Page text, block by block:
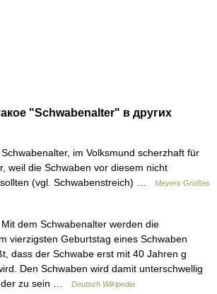
"Schwabenalter" в других
im Volksmund scherzhaft für
weil die Schwaben vor diesem nicht
(vgl. Schwabenstreich) …
Meyers Großes
dem Schwabenalter werden die
vierzigsten Geburtstag eines Schwaben
dass der Schwabe erst mit 40 Jahren g
Den Schwaben wird damit unterschwellig
zu sein …
Deutsch Wikipedia